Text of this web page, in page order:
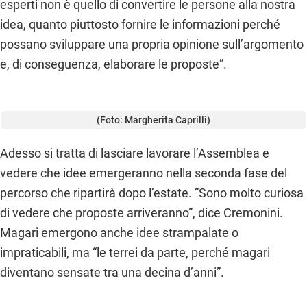
esperti non è quello di convertire le persone alla nostra
idea, quanto piuttosto fornire le informazioni perché
possano sviluppare una propria opinione sull’argomento
e, di conseguenza, elaborare le proposte”.
(Foto: Margherita Caprilli)
Adesso si tratta di lasciare lavorare l’Assemblea e
vedere che idee emergeranno nella seconda fase del
percorso che ripartirà dopo l’estate. “Sono molto curiosa
di vedere che proposte arriveranno”, dice Cremonini.
Magari emergono anche idee strampalate o
impraticabili, ma “le terrei da parte, perché magari
diventano sensate tra una decina d’anni”.